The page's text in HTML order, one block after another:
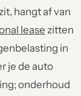
hangt af van
lease zitten
in
je de auto
onderhoud